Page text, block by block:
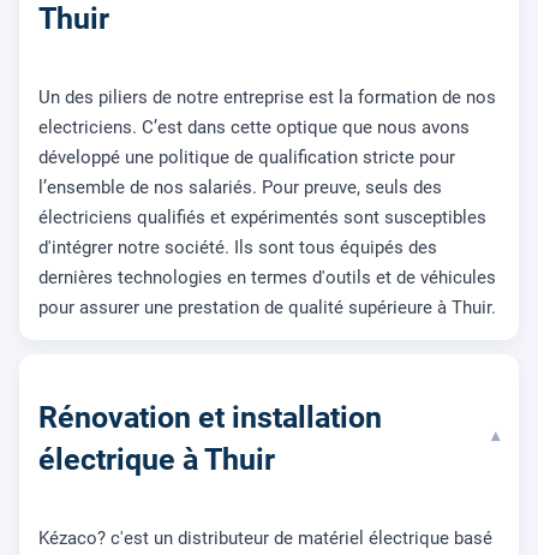
Thuir
Un des piliers de notre entreprise est la formation de nos
electriciens. C’est dans cette optique que nous avons
développé une politique de qualification stricte pour
l’ensemble de nos salariés. Pour preuve, seuls des
électriciens qualifiés et expérimentés sont susceptibles
d'intégrer notre société. Ils sont tous équipés des
dernières technologies en termes d'outils et de véhicules
pour assurer une prestation de qualité supérieure à Thuir.
Rénovation et installation
électrique à Thuir
▾
Kézaco? c'est un distributeur de matériel électrique basé